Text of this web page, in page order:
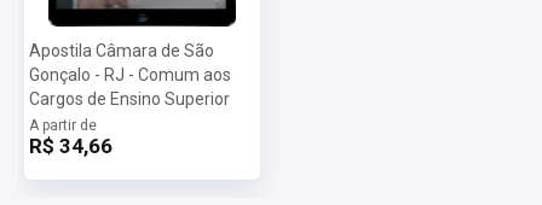
Apostila Câmara de São
Gonçalo - RJ - Comum aos
Cargos de Ensino Superior
A partir de
R$ 34,66